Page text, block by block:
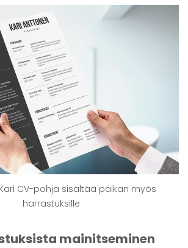
CV-pohja sisältää paikan myös
harrastuksille
mainitseminen